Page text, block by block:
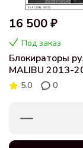
16 500 ₽
Под заказ
Блокираторы
MALIBU 2013-
5.0 0